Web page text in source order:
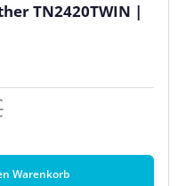
TN2420TWIN |
Preis:
Warenkorb